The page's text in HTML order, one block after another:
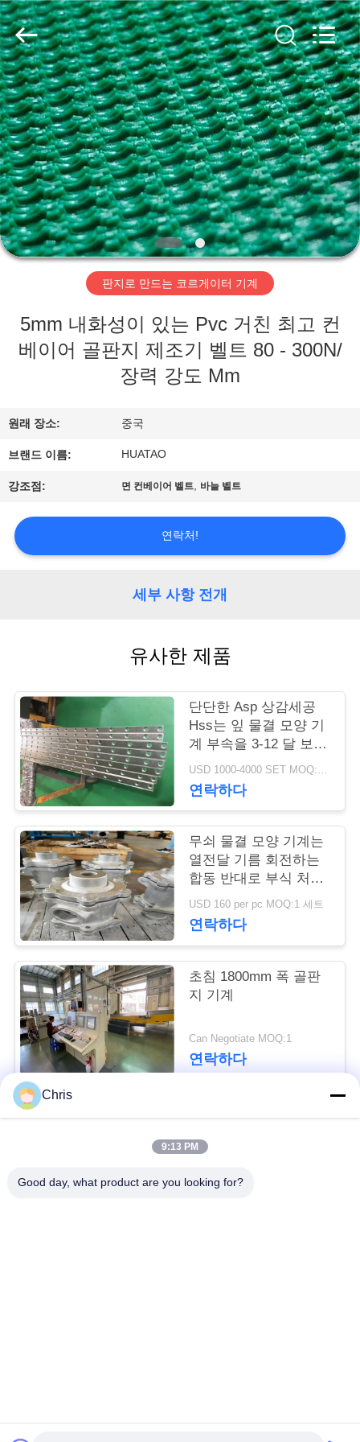
집
제
품
우
리
대
하
공
장
여
행
리
연
락
주
세
요
뉴
스
인
용
문
을
구
2020
-
2026
HUATAO
LOVER
LTD.
All
Rights
Reserved.
판지로 만드는 코르게이터 기계
5mm 내화성이 있는 Pvc 거친 최고 컨
베이어 골판지 제조기 벨트 80 - 300N/
장력 강도 Mm
원래 장소: 중국
브랜드 이름: HUATAO
강조점: 면 컨베이어 벨트, 바늘 벨트
연락처!
세부 사항 전개
유사한 제품
단단한 Asp 상감세공
Hss는 잎 물결 모양 기
계 부속을 3-12 달 보장
을 잘라냈습니다
USD 1000-4000 SET MOQ:1개 세트
연락하다
무쇠 물결 모양 기계는
열전달 기름 회전하는
합동 반대로 부식 처리
를 분해합니다
USD 160 per pc MOQ:1 세트
연락하다
초침 1800mm 폭 골판
지 기계
Can Negotiate MOQ:1
연락하다
비 부직물 산업용 롤러
Chris
9:13 PM
Good day, what product are you looking for?